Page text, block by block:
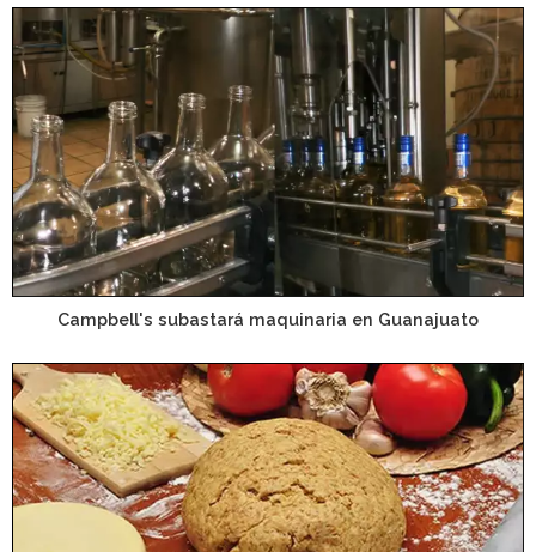
Campbell's subastará maquinaria en Guanajuato